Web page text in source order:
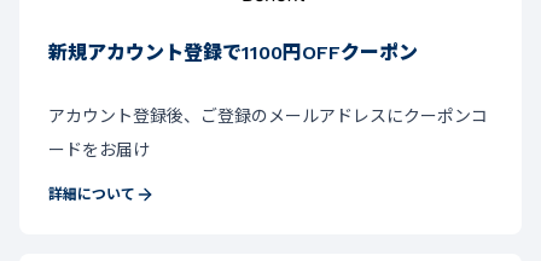
新規アカウント登録で1100円OFFクーポン
アカウント登録後、ご登録のメールアドレスにクーポンコ
ードをお届け
詳細について